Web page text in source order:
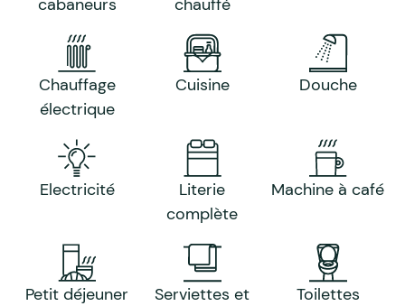
cabaneurs chauffé
Chauffage
électrique
Cuisine Douche
Electricité
Literie
complète
Machine à café
Petit déjeuner
Serviettes et
Toilettes